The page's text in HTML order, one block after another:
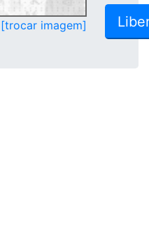
[trocar imagem]